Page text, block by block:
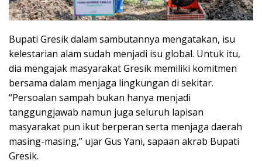
Bupati Gresik dalam sambutannya mengatakan, isu
kelestarian alam sudah menjadi isu global. Untuk itu,
dia mengajak masyarakat Gresik memiliki komitmen
bersama dalam menjaga lingkungan di sekitar.
“Persoalan sampah bukan hanya menjadi
tanggungjawab namun juga seluruh lapisan
masyarakat pun ikut berperan serta menjaga daerah
masing-masing,” ujar Gus Yani, sapaan akrab Bupati
Gresik.